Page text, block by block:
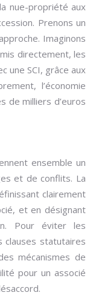
nue-propriété aux
Prenons un
Imaginons
directement, les
une SCI, grâce aux
l’économie
de milliers d’euros
ensemble un
et de conflits. La
clairement
et en désignant
Pour éviter les
clauses statutaires
mécanismes de
pour un associé